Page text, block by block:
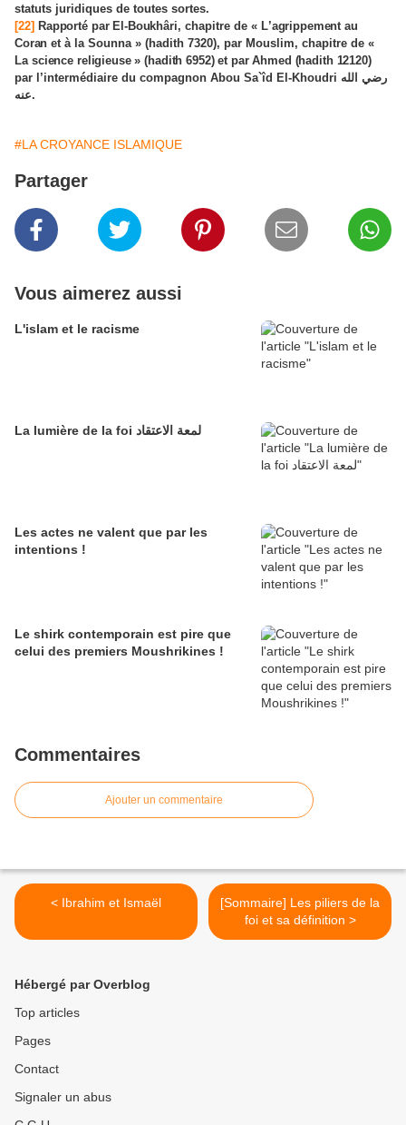
statuts juridiques de toutes sortes.
[22] Rapporté par El-Boukhâri, chapitre de « L’agrippement au
Coran et à la Sounna » (hadith 7320), par Mouslim, chapitre de «
La science religieuse » (hadith 6952) et par Ahmed (hadith 12120)
par l’intermédiaire du compagnon Abou Sa`îd El-Khoudri رضي الله
عنه.
#LA CROYANCE ISLAMIQUE
Partager
Vous aimerez aussi
L'islam et le racisme
La lumière de la foi لمعة الاعتقاد
Les actes ne valent que par les
intentions !
Le shirk contemporain est pire que
celui des premiers Moushrikines !
Commentaires
Ajouter un commentaire
< Ibrahim et Ismaël
[Sommaire] Les piliers de la
foi et sa définition >
Hébergé par Overblog
Top articles
Pages
Contact
Signaler un abus